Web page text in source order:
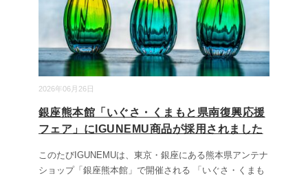
2026年06月26日
銀座熊本館「いぐさ・くまもと県南復興応援
フェア」にIGUNEMU商品が採用されました
このたびIGUNEMUは、東京・銀座にある熊本県アンテナ
ショップ「銀座熊本館」で開催される 「いぐさ・くまも